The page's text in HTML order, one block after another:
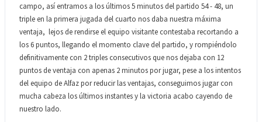
campo, así entramos a los últimos 5 minutos del partido 54 - 48, un
triple en la primera jugada del cuarto nos daba nuestra máxima
ventaja, lejos de rendirse el equipo visitante contestaba recortando a
los 6 puntos, llegando el momento clave del partido, y rompiéndolo
definitivamente con 2 triples consecutivos que nos dejaba con 12
puntos de ventaja con apenas 2 minutos por jugar, pese a los intentos
del equipo de Alfaz por reducir las ventajas, conseguimos jugar con
mucha cabeza los últimos instantes y la victoria acabo cayendo de
nuestro lado.